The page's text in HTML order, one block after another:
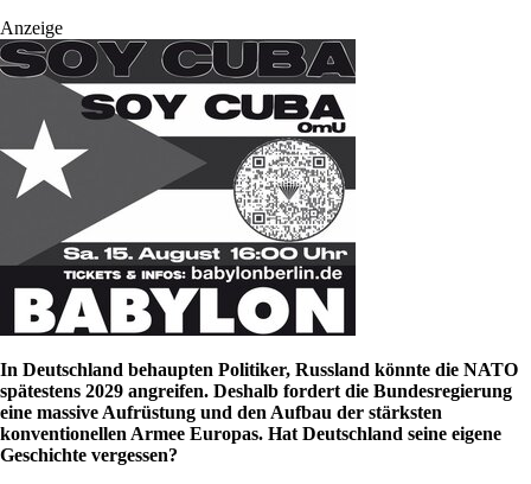
Anzeige
In Deutschland behaupten Politiker, Russland könnte die NATO
spätestens 2029 angreifen. Deshalb fordert die Bundesregierung
eine massive Aufrüstung und den Aufbau der stärksten
konventionellen Armee Europas. Hat Deutschland seine eigene
Geschichte vergessen?